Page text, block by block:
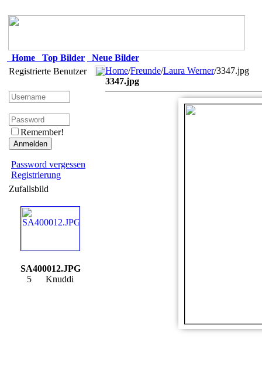
Home Top Bilder
Neue Bilder
Registrierte Benutzer
Remember!
Password vergessen
Registrierung
Zufallsbild
SA400012.JPG
5 Knuddi
Home/Freunde/Laura Werner/3347.jpg
3347.jpg